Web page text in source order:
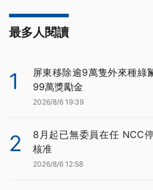
最多人閱讀
1
屏東移除逾9萬隻外來種綠
99萬獎勵金
2026/8/6 19:39
2
8月起已無委員在任 NCC
核准
2026/8/6 12:58